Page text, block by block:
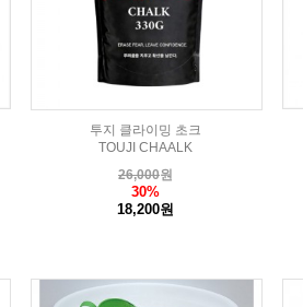
투지 클라이밍 초크
TOUJI CHAALK
26,000원
30%
18,200원